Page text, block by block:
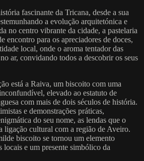
fascinante da Tricana, desde a sua
a evolução arquitetónica e
no centro vibrante da cidade, a pastelaria
encontro para os apreciadores de doces,
local, onde o aroma tentador das
ar, convidando todos a descobrir os seus
está a Raiva, um biscoito com uma
elevado ao estatuto de
com mais de dois séculos de história.
e demonstrações práticas,
do seu nome, as lendas que o
ligação cultural com a região de Aveiro.
biscoito se tornou um elemento
locais e um presente simbólico da